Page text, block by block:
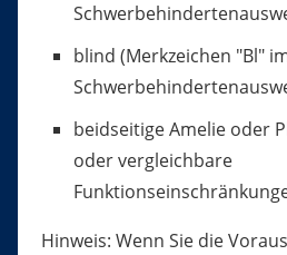
blind (Merkzeichen "Bl"
beidseitige Amelie oder
oder vergleichbare
Hinweis: Wenn Sie die